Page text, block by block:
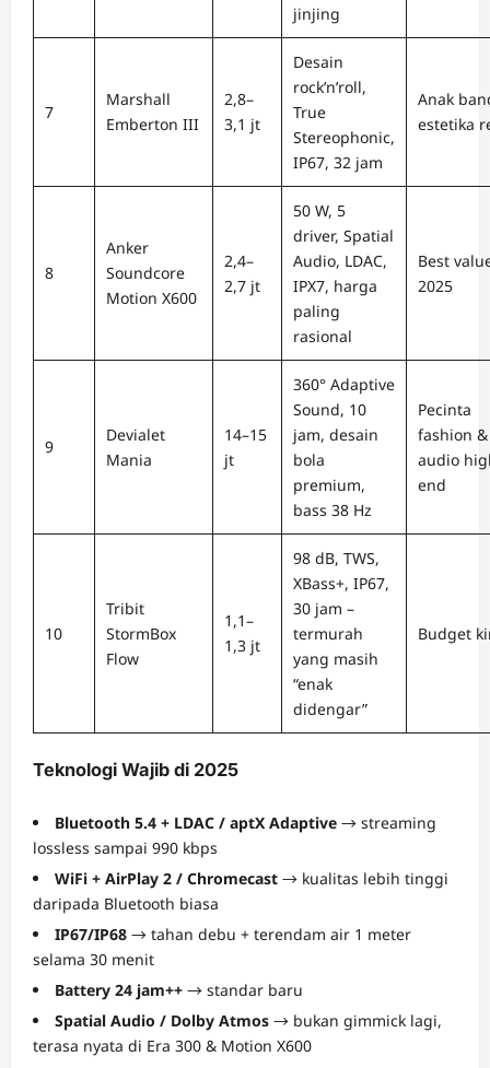
jinjing
7
Marshall
Emberton III
2,8–
3,1 jt
Desain
rock’n’roll,
True
Stereophonic,
IP67, 32 jam
Anak
estetika
8
Anker
Soundcore
Motion X600
2,4–
2,7 jt
50 W, 5
driver, Spatial
Audio, LDAC,
IPX7, harga
paling
rasional
Best
2025
9
Devialet
Mania
14–15
jt
360° Adaptive
Sound, 10
jam, desain
bola
premium,
bass 38 Hz
Pecinta
fashion &
audio
end
10
Tribit
StormBox
Flow
1,1–
1,3 jt
98 dB, TWS,
XBass+, IP67,
30 jam –
termurah
yang masih
“enak
didengar”
Budget
Teknologi Wajib di 2025
Bluetooth 5.4 + LDAC / aptX Adaptive → streaming
lossless sampai 990 kbps
WiFi + AirPlay 2 / Chromecast → kualitas lebih tinggi
daripada Bluetooth biasa
IP67/IP68 → tahan debu + terendam air 1 meter
selama 30 menit
Battery 24 jam++ → standar baru
Spatial Audio / Dolby Atmos → bukan gimmick lagi,
terasa nyata di Era 300 & Motion X600